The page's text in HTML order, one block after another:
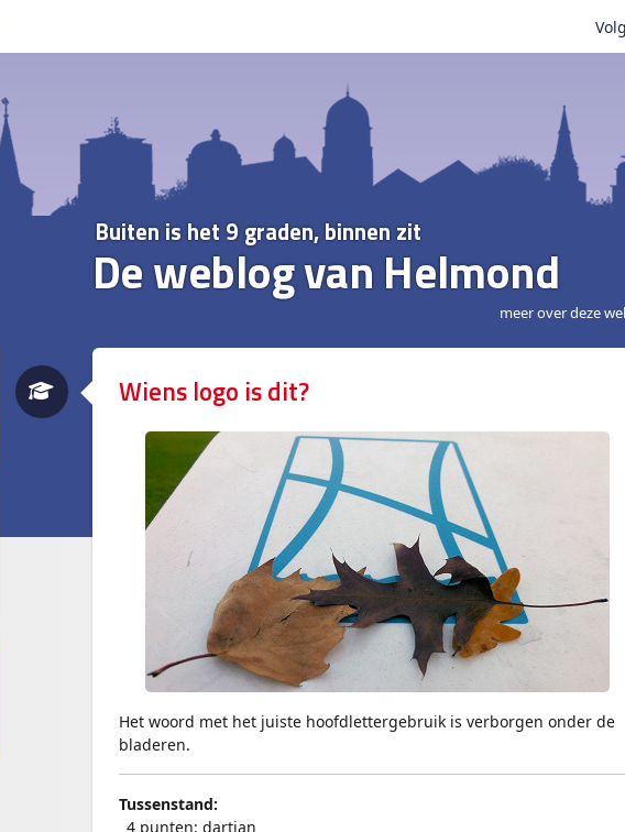
Buiten is het 9 graden, binnen zit
De weblog van Helmond
meer over deze
Wiens logo is dit?
Het woord met het juiste hoofdlettergebruik is verborgen onder de
bladeren.
Tussenstand:
4 punten: dartjan